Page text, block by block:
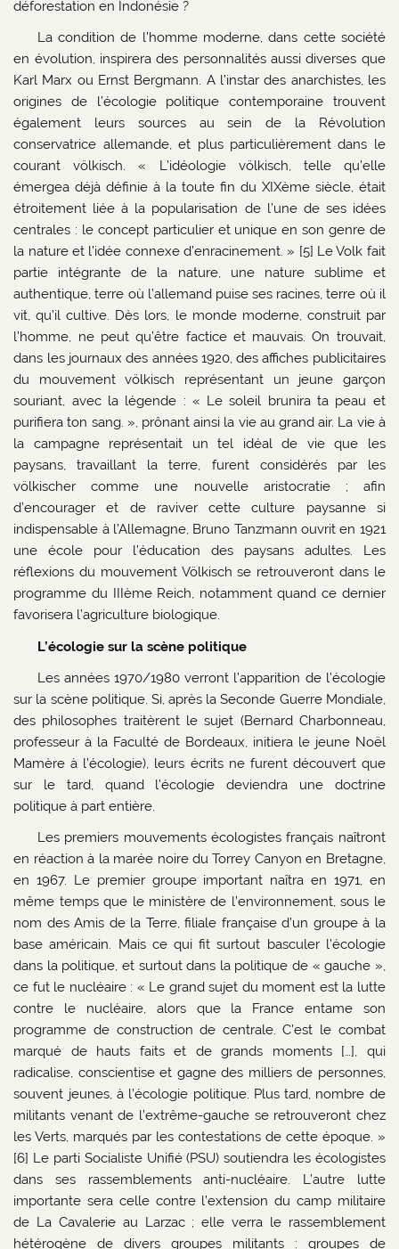
déforestation en Indonésie ?
La condition de l’homme moderne, dans cette société
en évolution, inspirera des personnalités aussi diverses que
Karl Marx ou Ernst Bergmann. A l’instar des anarchistes, les
origines de l’écologie politique contemporaine trouvent
également leurs sources au sein de la Révolution
conservatrice allemande, et plus particulièrement dans le
courant völkisch. « L’idéologie völkisch, telle qu’elle
émergea déjà définie à la toute fin du XIXème siècle, était
étroitement liée à la popularisation de l’une de ses idées
centrales : le concept particulier et unique en son genre de
la nature et l’idée connexe d’enracinement. » [5] Le Volk fait
partie intégrante de la nature, une nature sublime et
authentique, terre où l’allemand puise ses racines, terre où il
vit, qu’il cultive. Dès lors, le monde moderne, construit par
l’homme, ne peut qu’être factice et mauvais. On trouvait,
dans les journaux des années 1920, des affiches publicitaires
du mouvement völkisch représentant un jeune garçon
souriant, avec la légende : « Le soleil brunira ta peau et
purifiera ton sang. », prônant ainsi la vie au grand air. La vie à
la campagne représentait un tel idéal de vie que les
paysans, travaillant la terre, furent considérés par les
völkischer comme une nouvelle aristocratie ; afin
d’encourager et de raviver cette culture paysanne si
indispensable à l’Allemagne, Bruno Tanzmann ouvrit en 1921
une école pour l’éducation des paysans adultes. Les
réflexions du mouvement Völkisch se retrouveront dans le
programme du IIIème Reich, notamment quand ce dernier
favorisera l’agriculture biologique.
L’écologie sur la scène politique
Les années 1970/1980 verront l’apparition de l’écologie
sur la scène politique. Si, après la Seconde Guerre Mondiale,
des philosophes traitèrent le sujet (Bernard Charbonneau,
professeur à la Faculté de Bordeaux, initiera le jeune Noël
Mamère à l’écologie), leurs écrits ne furent découvert que
sur le tard, quand l’écologie deviendra une doctrine
politique à part entière.
Les premiers mouvements écologistes français naîtront
en réaction à la marée noire du Torrey Canyon en Bretagne,
en 1967. Le premier groupe important naîtra en 1971, en
même temps que le ministère de l’environnement, sous le
nom des Amis de la Terre, filiale française d’un groupe à la
base américain. Mais ce qui fit surtout basculer l’écologie
dans la politique, et surtout dans la politique de « gauche »,
ce fut le nucléaire : « Le grand sujet du moment est la lutte
contre le nucléaire, alors que la France entame son
programme de construction de centrale. C’est le combat
marqué de hauts faits et de grands moments […], qui
radicalise, conscientise et gagne des milliers de personnes,
souvent jeunes, à l’écologie politique. Plus tard, nombre de
militants venant de l’extrême-gauche se retrouveront chez
les Verts, marqués par les contestations de cette époque. »
[6] Le parti Socialiste Unifié (PSU) soutiendra les écologistes
dans ses rassemblements anti-nucléaire. L’autre lutte
importante sera celle contre l’extension du camp militaire
de La Cavalerie au Larzac ; elle verra le rassemblement
hétérogène de divers groupes militants : groupes de